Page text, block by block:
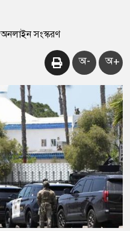
অনলাইন সংস্করণ
অ- অ+